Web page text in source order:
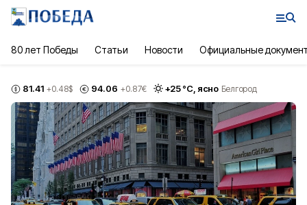
80 лет Победы Статьи Новости Официальные
81.41 +0.48$ 94.06 +0.87€ +25°С, ясно Белгород